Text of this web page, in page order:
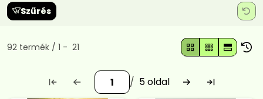
Szűrés
Összes termék a kategóriában
92 termék 1 21
5